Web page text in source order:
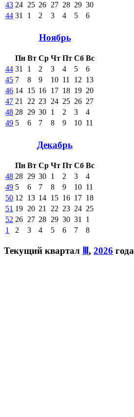
43 24 25 26 27 28 29 30
44 31 1 2 3 4 5 6
Ноябрь
Пн Вт Ср Чт Пт Сб Вс
44 31 1 2 3 4 5
6
45 7 8 9 10 11 12 13
46 14 15 16 17 18 19 20
47 21 22 23 24 25 26 27
48 28 29 30 1 2 3
4
49 5 6 7 8 9 10 11
Декабрь
Пн Вт Ср Чт Пт Сб Вс
48 28 29 30 1 2 3
4
49 5 6 7 8 9 10 11
50 12 13 14 15 16 17 18
51 19 20 21 22 23 24 25
52 26 27 28 29 30 31
1
1
2 3 4 5 6 7 8
Текущий квартал , 2026 года